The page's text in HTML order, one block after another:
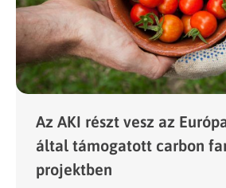
Az AKI részt vesz az
által támogatott carbon
projektben